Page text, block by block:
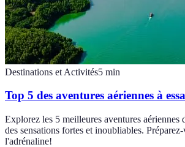
Destinations et Activités5 min
Top 5 des aventures aériennes à
Explorez les 5 meilleures aventures aériennes
des sensations fortes et inoubliables.
l'adrénaline!